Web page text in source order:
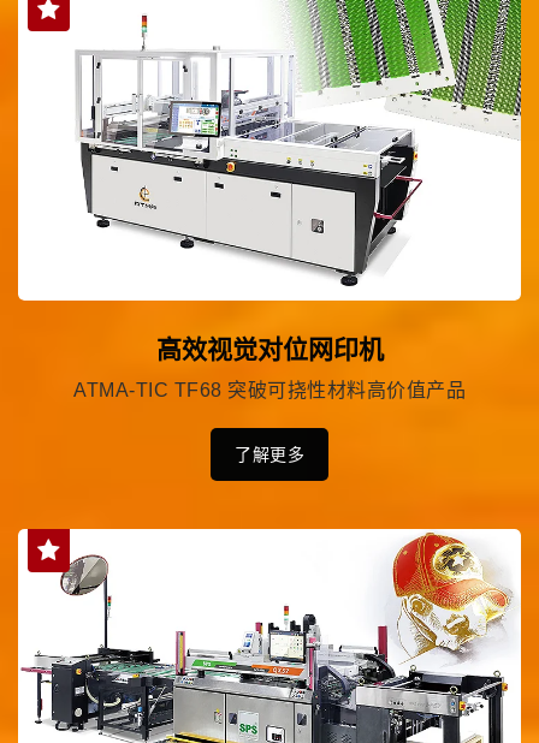
高效视觉对位网印机
ATMA-TIC TF68 突破可挠性材料高价值产品
了解更多